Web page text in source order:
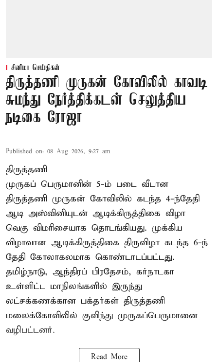
சினிமா செய்திகள்
திருத்தணி முருகன் கோவிலில் காவடி
சுமந்து நேர்த்திக்கடன் செலுத்திய
நடிகை ரோஜா
Published on: 08 Aug 2026, 9:27 am
திருத்தணி
முருகப் பெருமானின் 5-ம் படை வீடான
திருத்தணி முருகன் கோவிலில் கடந்த 4-ந்தேதி
ஆடி அஸ்வினியுடன் ஆடிக்கிருத்திகை விழா
வெகு விமரிசையாக தொடங்கியது. முக்கிய
விழாவான ஆடிக்கிருத்திகை திருவிழா கடந்த 6-ந்
தேதி கோலாகலமாக கொண்டாடப்பட்டது.
தமிழ்நாடு, ஆந்திரப் பிரதேசம், கர்நாடகா
உள்ளிட்ட மாநிலங்களில் இருந்து
லட்சக்கணக்கான பக்தர்கள் திருத்தணி
மலைக்கோவிலில் குவிந்து முருகப்பெருமானை
வழிபட்டனர்.
Read More